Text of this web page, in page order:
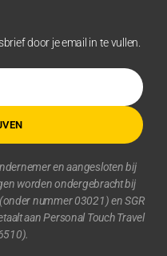
door je email in te vullen.
en aangesloten bij
worden ondergebracht bij
nummer 03021) en SGR
aan Personal Touch Travel